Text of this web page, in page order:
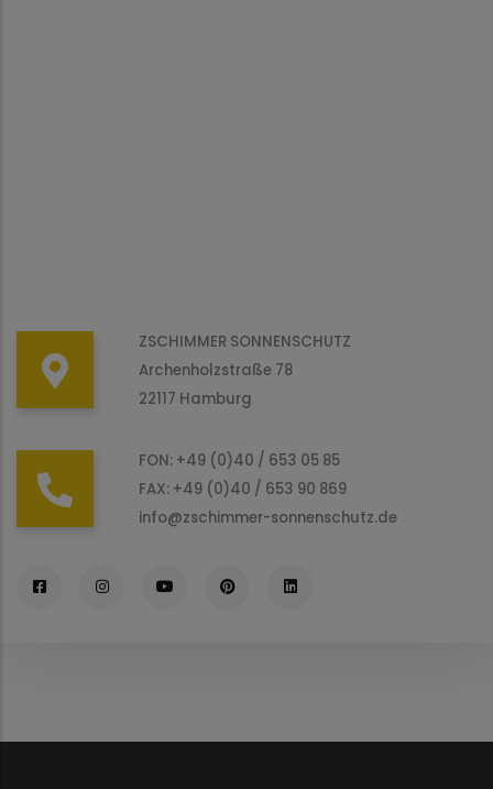
ZSCHIMMER SONNENSCHUTZ
Archenholzstraße 78
22117 Hamburg
FON: +49 (0)40 / 653 05 85
FAX: +49 (0)40 / 653 90 869
info@zschimmer-sonnenschutz.de